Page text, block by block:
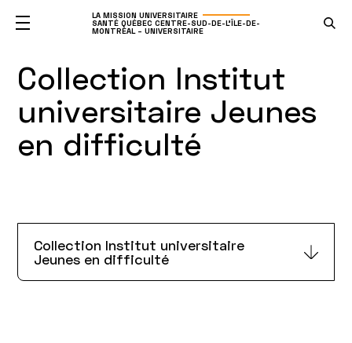
LA MISSION UNIVERSITAIRE
SANTÉ QUÉBEC CENTRE-SUD-DE-L'ÎLE-DE-
MONTRÉAL – UNIVERSITAIRE
Collection Institut
universitaire Jeunes
en difficulté
Collection Institut universitaire
Jeunes en difficulté